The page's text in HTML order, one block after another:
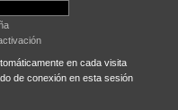
en cada visita
de conexión en esta sesión